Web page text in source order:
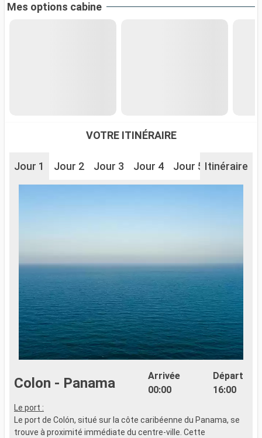
Mes options cabine
VOTRE ITINÉRAIRE
Jour 1 Jour 2 Jour 3 Jour 4 Jour 5 Jour 6
Itinéraire
Colon - Panama
Arrivée
00:00
Départ
16:00
Le port :
Le port de Colón, situé sur la côte caribéenne du Panama, se
trouve à proximité immédiate du centre-ville. Cette